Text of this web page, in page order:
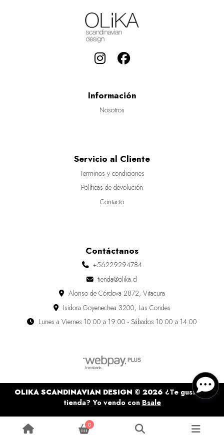
Información
Nosotros
Servicio al Cliente
Terminos y condiciones
Políticas de devolución
Contacto
Contáctanos
+56229294784
tienda@olika.cl
Alonso de Córdova 2872, Vitacura
Isidora Goyenechea 3200, Las Condes
Lunes a Viernes 10:00 a 19:00 - Sábados 10:00 a 14:00
OLIKA SCANDINAVIAN DESIGN © 2026 ¿Te gusta mi
tienda? Yo vendo con Bsale
0